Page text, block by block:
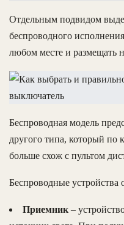
Отдельным подвидом
беспроводного
любом месте и размещать
Беспроводная модель
другого типа, который по
больше схож с пультом
Беспроводные
Приемник –